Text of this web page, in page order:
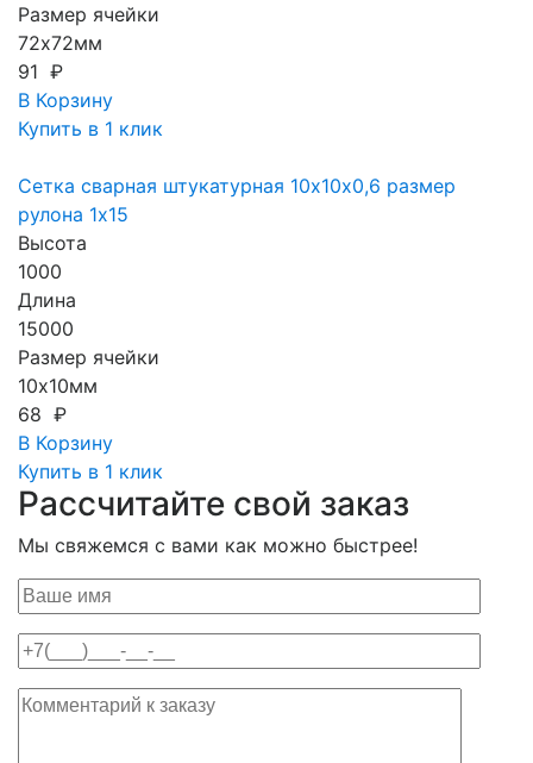
Размер ячейки
72х72мм
91 ₽
В Корзину
Купить в 1 клик
Сетка сварная штукатурная 10х10х0,6 размер
рулона 1х15
Высота
1000
Длина
15000
Размер ячейки
10х10мм
68 ₽
В Корзину
Купить в 1 клик
Рассчитайте свой заказ
Мы свяжемся с вами как можно быстрее!